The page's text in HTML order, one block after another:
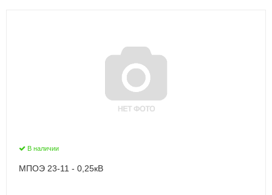
В наличии
МПОЭ 23-11 - 0,25кВ